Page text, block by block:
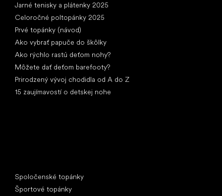
Jarné tenisky a plátenky 2025
Celoročné poltopánky 2025
Prvé topánky (návod)
Ako vybrať papuče do škôlky
Ako rýchlo rastú deťom nohy?
Môžete dať deťom barefooty?
Prirodzený vývoj chodidla od A do Z
15 zaujímavostí o detskej nohe
Spoločenské topánky
Športové topánky